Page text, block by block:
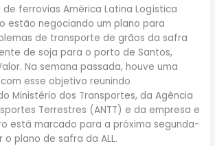
de ferrovias América Latina Logística
estão negociando um plano para
de transporte de grãos da safra
de soja para o porto de Santos,
Na semana passada, houve uma
esse objetivo reunindo
Ministério dos Transportes, da Agência
Terrestres (ANTT) e da empresa e
está marcado para a próxima segunda-
plano de safra da ALL.